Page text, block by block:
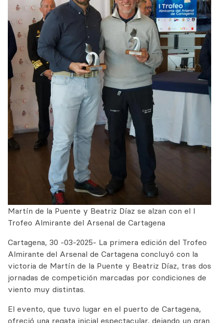
Martín de la Puente y Beatriz Díaz se alzan con el I
Trofeo Almirante del Arsenal de Cartagena
Cartagena, 30 -03-2025- La primera edición del Trofeo
Almirante del Arsenal de Cartagena concluyó con la
victoria de Martín de la Puente y Beatriz Díaz, tras dos
jornadas de competición marcadas por condiciones de
viento muy distintas.
El evento, que tuvo lugar en el puerto de Cartagena,
ofreció una regata inicial espectacular, dejando un gran